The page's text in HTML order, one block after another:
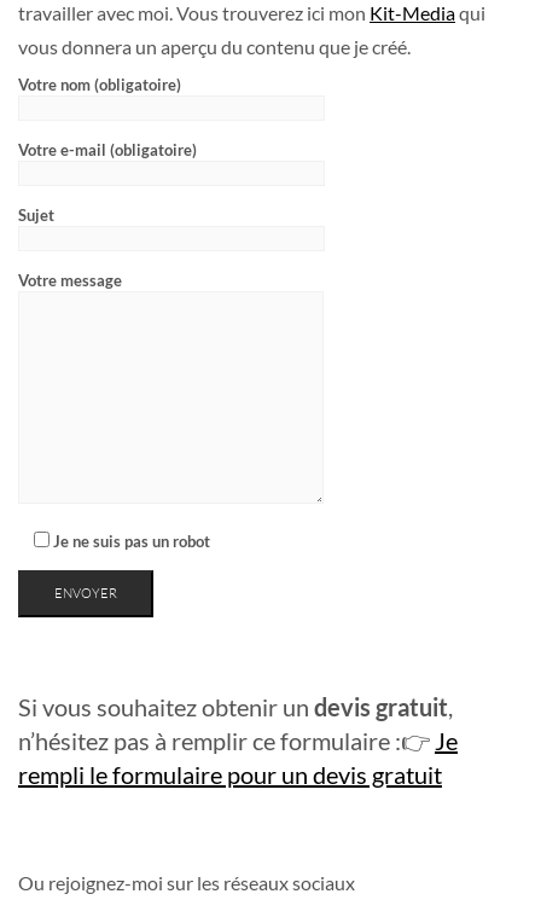
travailler avec moi. Vous trouverez ici mon Kit-Mediaqui
vous donnera un aperçu du contenu que je créé.
Votre nom (obligatoire)
Votre e-mail (obligatoire)
Sujet
Votre message
Je ne suis pas un robot
Si vous souhaitez obtenir un devis gratuit,
n’hésitez pas à remplir ce formulaire :👉 Je
rempli le formulaire pour un devis gratuit
Ou rejoignez-moi sur les réseaux sociaux